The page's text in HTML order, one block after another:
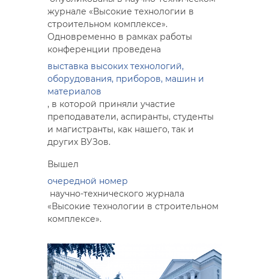
журнале «Высокие технологии в
строительном комплексе».
Одновременно в рамках работы
конференции проведена
выставка высоких технологий,
оборудования, приборов, машин и
материалов
, в которой приняли участие
преподаватели, аспиранты, студенты
и магистранты, как нашего, так и
других ВУЗов.
Вышел
очередной номер
научно-технического журнала
«Высокие технологии в строительном
комплексе».